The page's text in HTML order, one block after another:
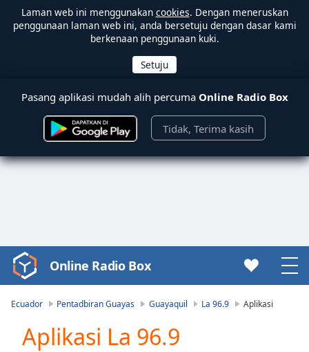
Laman web ini menggunakan cookies. Dengan meneruskan
penggunaan laman web ini, anda bersetuju dengan dasar kami
berkenaan penggunaan kuki.
Pasang aplikasi mudah alih percuma Online Radio Box
Tidak, Terima kasih
Video
Player
Play
Video
Online Radio Box
Ecuador Pentadbiran Guayas Guayaquil La 96.9 Aplikasi
Aplikasi La 96.9